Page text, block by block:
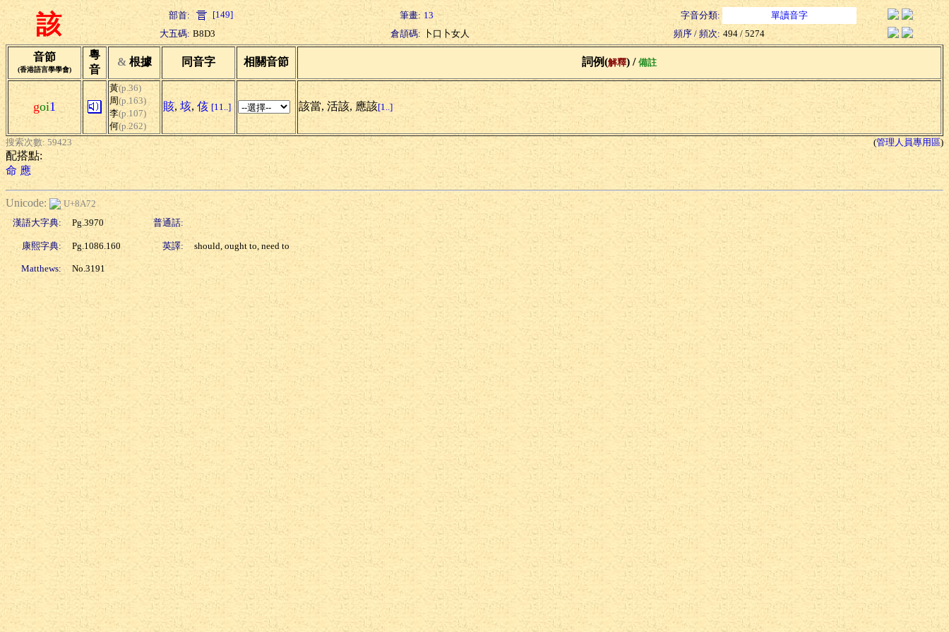
該 部首: [149] 筆畫: 13 字音分類:
單讀音字
大五碼: B8D3 倉頡碼: 卜口卜女人 頻序 / 頻次: 494 / 5274
音節
(香港語言學學會)
粵
音
& 根據 同音字 相關音節 詞例(解釋) / 備註
goi1
黃(p.36)
周(p.163)
李(p.107)
何(p.262)
賅, 垓, 侅 [11..] 該當, 活該, 應該[1..]
搜索次數: 59423 (管理人員專用區)
配搭點:
命 應
Unicode:
U+8A72
漢語大字典:
Pg.3970 普通話:
康熙字典: Pg.1086.160 英譯: should, ought to, need to
Matthews: No.3191